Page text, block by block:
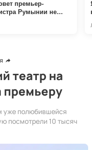
театр на
премьеру
уже полюбившейся
посмотрели 10 тысяч